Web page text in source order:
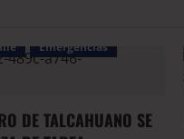
Emergencias
TALCAHUANO SE